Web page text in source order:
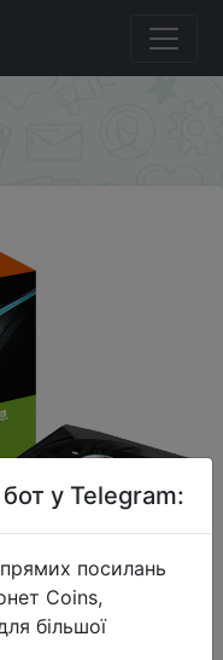
МО]
3050 EAGLE OC 8
у Telegram:
посилань
Coins,
більшої